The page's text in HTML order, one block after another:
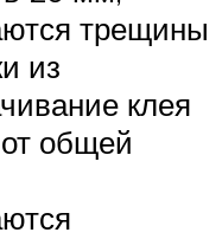
трещины
из
клея
общей